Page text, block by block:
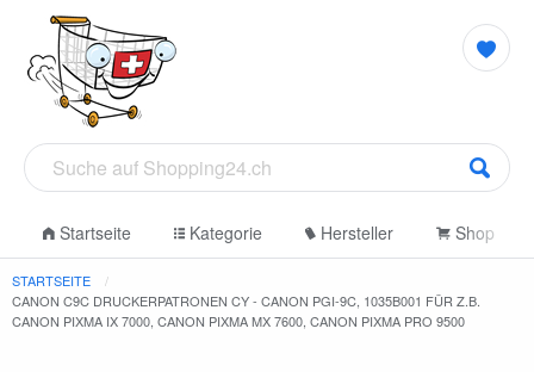
Startseite Kategorie Hersteller Shop
STARTSEITE
CANON C9C DRUCKERPATRONEN CY - CANON PGI-9C, 1035B001 FÜR Z.B.
CANON PIXMA IX 7000, CANON PIXMA MX 7600, CANON PIXMA PRO 9500